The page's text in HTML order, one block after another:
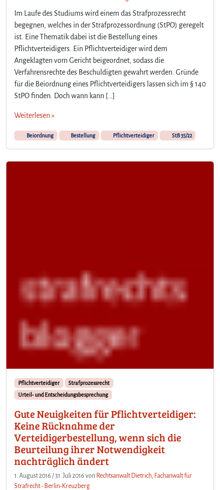
Im Laufe des Studiums wird einem das Strafprozessrecht
begegnen, welches in der Strafprozessordnung (StPO) geregelt
ist. Eine Thematik dabei ist die Bestellung eines
Pflichtverteidigers. Ein Pflichtverteidiger wird dem
Angeklagten vom Gericht beigeordnet, sodass die
Verfahrensrechte des Beschuldigten gewahrt werden. Gründe
für die Beiordnung eines Pflichtverteidigers lassen sich im § 140
StPO finden. Doch wann kann […]
Weiterlesen »
Beiordnung Bestellung Pflichtverteidiger StB 35/22
Pflichtverteidiger
Strafprozessrecht
Urteil- und Entscheidungsbesprechung
Gute Neuigkeiten für Pflichtverteidiger:
Keine Rücknahme der
Verteidigerbestellung, wenn sich die
Beurteilung ihrer Notwendigkeit
nachträglich ändert
1. August 2016 /31. Juli 2016 von Rechtsanwalt Dietrich, Fachanwalt für
Strafrecht - Berlin-Kreuzberg